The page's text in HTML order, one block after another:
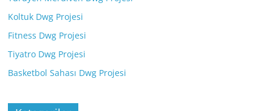
Koltuk Dwg Projesi
Fitness Dwg Projesi
Tiyatro Dwg Projesi
Basketbol Sahası Dwg Projesi